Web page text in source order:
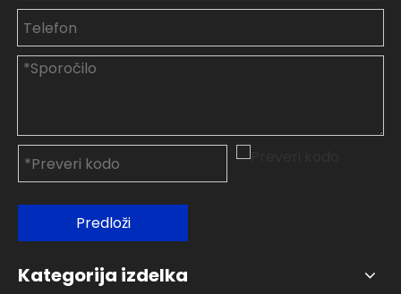
Predloži
Kategorija izdelka